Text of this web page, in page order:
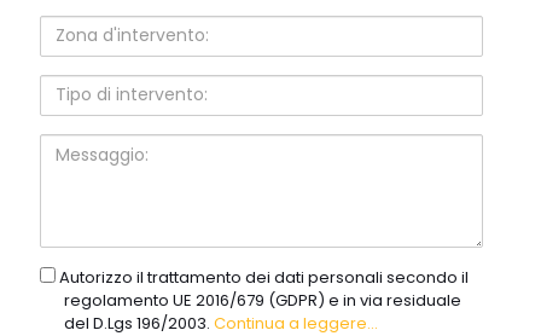
Zona
d'intervento:
Tipo
intervento:
Messaggio:
gdprAutorizzo il trattamento dei dati personali secondo il
regolamento UE 2016/679 (GDPR) e in via residuale
del D.Lgs 196/2003. Continua a leggere...